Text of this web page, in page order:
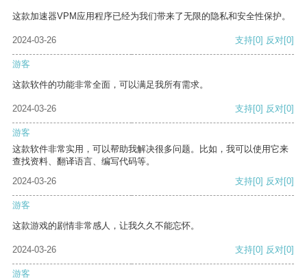
这款加速器VPM应用程序已经为我们带来了无限的隐私和安全性保护。
2024-03-26 支持[0] 反对[0]
游客
这款软件的功能非常全面，可以满足我所有需求。
2024-03-26 支持[0] 反对[0]
游客
这款软件非常实用，可以帮助我解决很多问题。比如，我可以使用它来
查找资料、翻译语言、编写代码等。
2024-03-26
支持[0] 反对[0]
游客
这款游戏的剧情非常感人，让我久久不能忘怀。
2024-03-26 支持[0] 反对[0]
游客